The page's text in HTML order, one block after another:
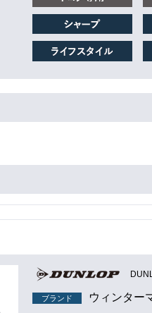
ブランド ウィンター